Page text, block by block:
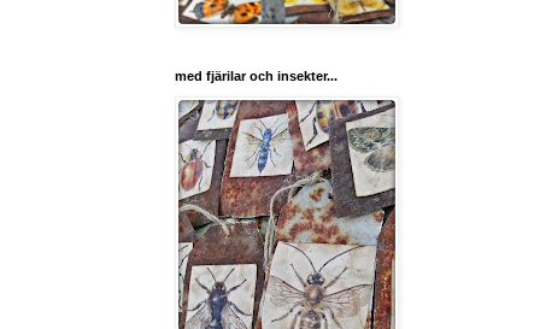
med fjärilar och insekter...